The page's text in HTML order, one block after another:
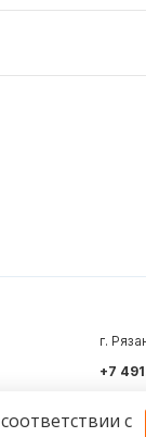
г.
+7
с